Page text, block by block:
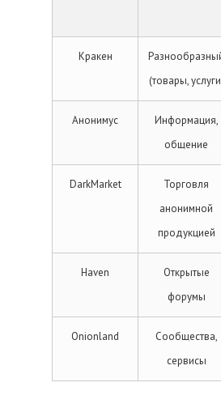
Кракен
(товары,
Анонимус
Информация,
общение
DarkMarket
Торговля
анонимной
продукцией
Haven
Открытые
форумы
Onionland
Сообщества,
сервисы